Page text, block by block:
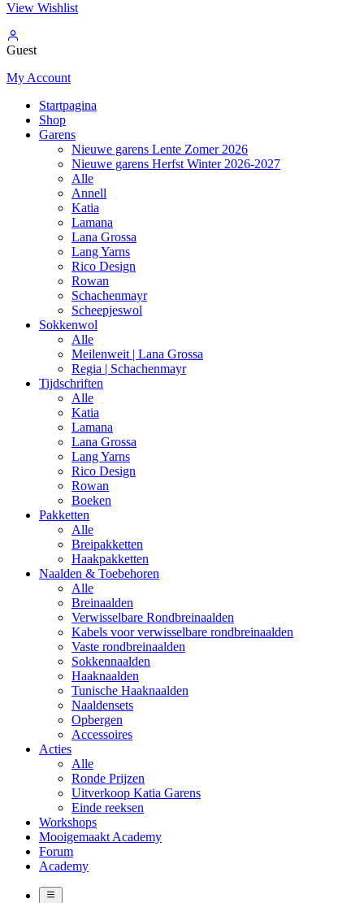
View Wishlist
Guest
My Account
Startpagina
Shop
Garens
Nieuwe garens Lente Zomer 2026
Nieuwe garens Herfst Winter 2026-2027
Alle
Annell
Katia
Lamana
Lana Grossa
Lang Yarns
Rico Design
Rowan
Schachenmayr
Scheepjeswol
Sokkenwol
Alle
Meilenweit | Lana Grossa
Regia | Schachenmayr
Tijdschriften
Alle
Katia
Lamana
Lana Grossa
Lang Yarns
Rico Design
Rowan
Boeken
Pakketten
Alle
Breipakketten
Haakpakketten
Naalden & Toebehoren
Alle
Breinaalden
Verwisselbare Rondbreinaalden
Kabels voor verwisselbare rondbreinaalden
Vaste rondbreinaalden
Sokkennaalden
Haaknaalden
Tunische Haaknaalden
Naaldensets
Opbergen
Accessoires
Acties
Alle
Ronde Prijzen
Uitverkoop Katia Garens
Einde reeksen
Workshops
Mooigemaakt Academy
Forum
Academy